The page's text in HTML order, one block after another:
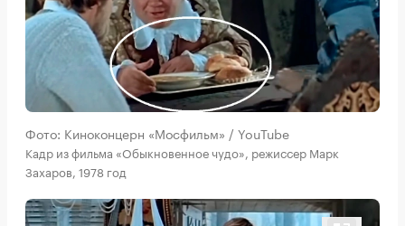
Фото: Киноконцерн «Мосфильм» / YouTube
Кадр из фильма «Обыкновенное чудо», режиссер Марк
Захаров, 1978 год